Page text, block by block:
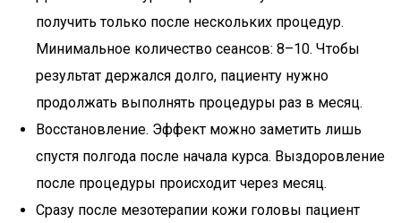
получить только после нескольких процедур.
Минимальное количество сеансов: 8–10. Чтобы
результат держался долго, пациенту нужно
продолжать выполнять процедуры раз в месяц.
Восстановление. Эффект можно заметить лишь
спустя полгода после начала курса. Выздоровление
после процедуры происходит через месяц.
Сразу после мезотерапии кожи головы пациент